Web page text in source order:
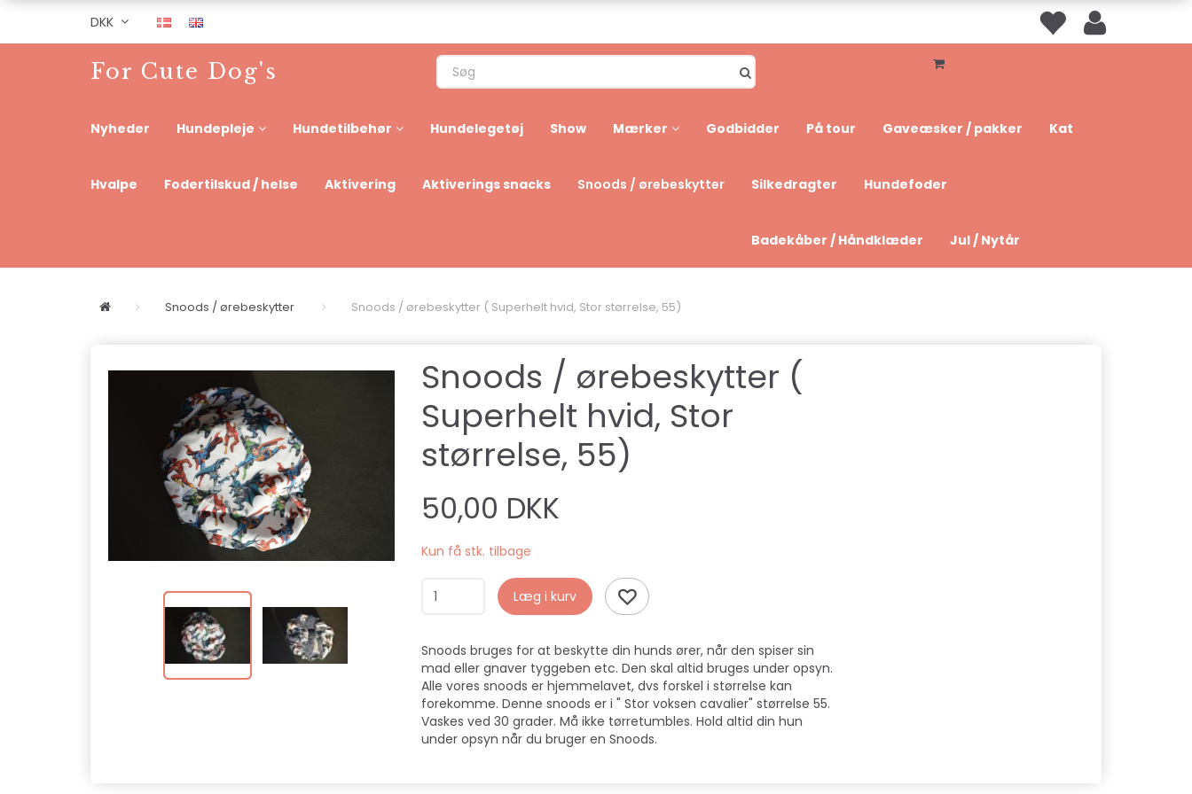
DKK
For Cute Dog's
Nyheder Hundepleje Hundetilbehør Hundelegetøj Show Mærker Godbidder På tour Gaveæsker / pakker Kat
Hvalpe Fodertilskud / helse Aktivering Aktiverings snacks Snoods / ørebeskytter Silkedragter Hundefoder
Badekåber / Håndklæder Jul / Nytår
Snoods / ørebeskytter Snoods / ørebeskytter ( Superhelt hvid, Stor størrelse, 55)
Snoods / ørebeskytter (
Superhelt hvid, Stor
størrelse, 55)
50,00 DKK
Kun få stk. tilbage
Læg i kurv
Snoods bruges for at beskytte din hunds ører, når den spiser sin
mad eller gnaver tyggeben etc. Den skal altid bruges under opsyn.
Alle vores snoods er hjemmelavet, dvs forskel i størrelse kan
forekomme. Denne snoods er i " Stor voksen cavalier" størrelse 55.
Vaskes ved 30 grader. Må ikke tørretumbles. Hold altid din hun
under opsyn når du bruger en Snoods.